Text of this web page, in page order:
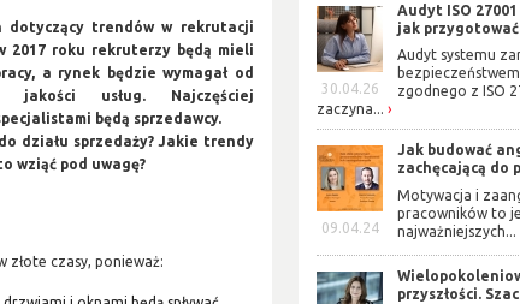
dotyczący trendów w rekrutacji
2017 roku rekruterzy będą mieli
a rynek będzie wymagał od
jakości usług. Najczęściej
będą sprzedawcy.
działu sprzedaży? Jakie trendy
wziąć pod uwagę?
złote czasy, ponieważ:
30.04.26
Audyt ISO 27001
jak
Audyt systemu
zgodnego z ISO
zaczyna...
09.04.24
Jak budować
zachęcającą do
Motywacja i
pracowników to
najważniejszych...
przyszłości.